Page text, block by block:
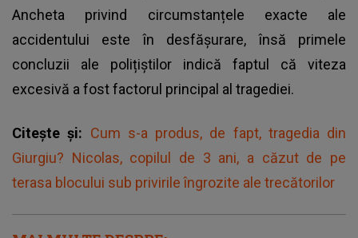
Ancheta privind circumstanțele exacte ale
accidentului este în desfășurare, însă primele
concluzii ale polițiștilor indică faptul că viteza
excesivă a fost factorul principal al tragediei.
Citește și: Cum s-a produs, de fapt, tragedia din
Giurgiu? Nicolas, copilul de 3 ani, a căzut de pe
terasa blocului sub privirile îngrozite ale trecătorilor